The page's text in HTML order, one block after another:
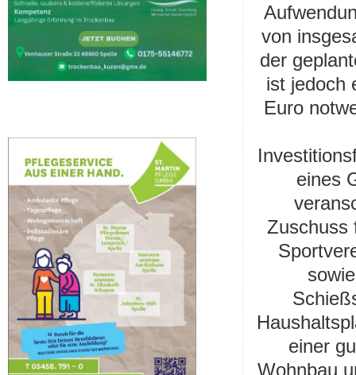
von
der
ist jedoch
Euro
eines
Zuschuss
einer
Wohnbau